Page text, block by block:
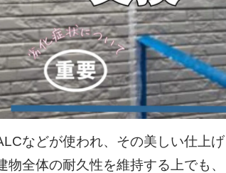
などが使われ、その美しい仕上
物全体の耐久性を維持する上でも